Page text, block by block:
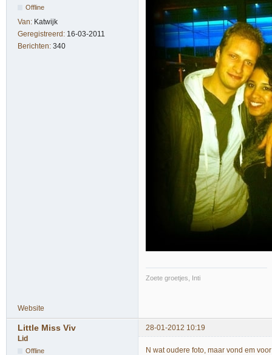
Offline
Van: Katwijk
Geregistreerd: 16-03-2011
Berichten: 340
Zoete groetjes, Inti
Website
Little Miss Viv
28-01-2012 10:19
Lid
Offline N wat oudere foto, maar vond em